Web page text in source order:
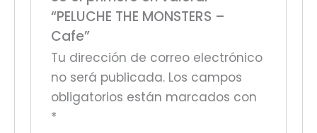
“PELUCHE THE MONSTERS –
Cafe”
Tu dirección de correo electrónico
no será publicada. Los campos
obligatorios están marcados con
*